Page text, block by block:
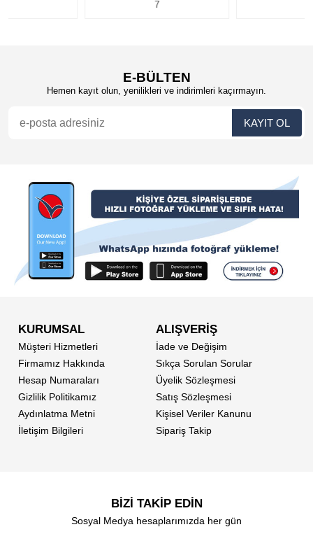
E-BÜLTEN
Hemen kayıt olun, yenilikleri ve indirimleri kaçırmayın.
KURUMSAL
Müşteri Hizmetleri
Firmamız Hakkında
Hesap Numaraları
Gizlilik Politikamız
Aydınlatma Metni
İletişim Bilgileri
ALIŞVERİŞ
İade ve Değişim
Sıkça Sorulan Sorular
Üyelik Sözleşmesi
Satış Sözleşmesi
Kişisel Veriler Kanunu
Sipariş Takip
BİZİ TAKİP EDİN
Sosyal Medya hesaplarımızda her gün